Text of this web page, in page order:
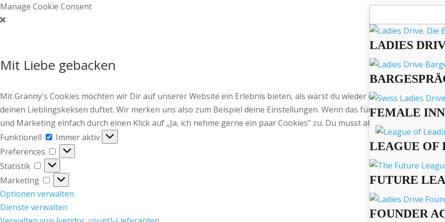
Manage Cookie Consent
Mit Liebe gebacken
Mit Granny's Cookies möchten wir Dir auf unserer Website ein Erlebnis bieten, als wärst du wieder daheim bei Oma,
deinen Lieblingskeksen duftet. Wir merken uns also zum Beispiel deine Einstellungen. Wenn das für Dich okay ist,
und Marketing einfach durch einen Klick auf „Ja, ich nehme gerne ein paar Cookies“ zu. Du musst aber natürlich nicht.
Funktionell
Funktionell
Immer aktiv
Preferences
Preferences
Statistik
Statistik
Marketing
Marketing
Optionen verwalten
Dienste verwalten
nach:
LADIES
FEMALE
LEAGUE OF
FUTURE
FOUNDER